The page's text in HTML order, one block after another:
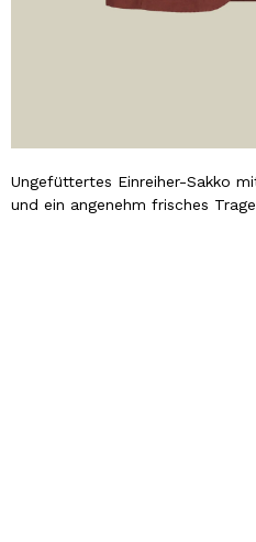
Ungefüttertes Einreiher-Sakko
und ein angenehm frisches